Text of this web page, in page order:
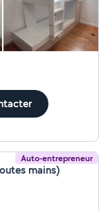
Auto-entrepreneur
mains)